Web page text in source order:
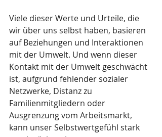
Viele dieser Werte und Urteile, die
wir über uns selbst haben, basieren
auf Beziehungen und Interaktionen
mit der Umwelt. Und wenn dieser
Kontakt mit der Umwelt geschwächt
ist, aufgrund fehlender sozialer
Netzwerke, Distanz zu
Familienmitgliedern oder
Ausgrenzung vom Arbeitsmarkt,
kann unser Selbstwertgefühl stark